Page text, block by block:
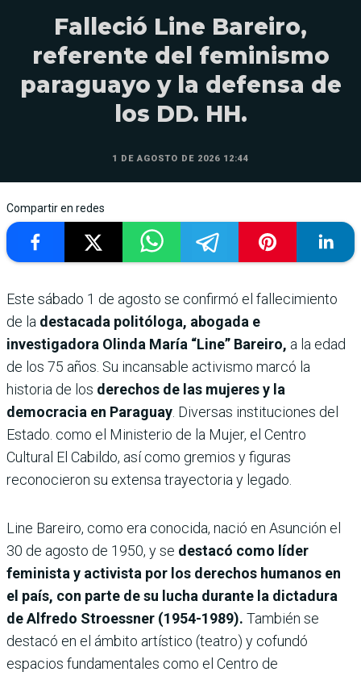
Falleció Line Bareiro,
referente del feminismo
paraguayo y la defensa de
los DD. HH.
1 DE AGOSTO DE 2026 12:44
Compartir en redes
Este sábado 1 de agosto se confirmó el fallecimiento
de la destacada politóloga, abogada e
investigadora Olinda María “Line” Bareiro, a la edad
de los 75 años. Su incansable activismo marcó la
historia de los derechos de las mujeres y la
democracia en Paraguay . Diversas instituciones del
Estado. como el Ministerio de la Mujer, el Centro
Cultural El Cabildo, así como gremios y figuras
reconocieron su extensa trayectoria y legado.
Line Bareiro, como era conocida, nació en Asunción el
30 de agosto de 1950, y se destacó como líder
feminista y activista por los derechos humanos en
el país, con parte de su lucha durante la dictadura
de Alfredo Stroessner (1954-1989). También se
destacó en el ámbito artístico (teatro) y cofundó
espacios fundamentales como el Centro de